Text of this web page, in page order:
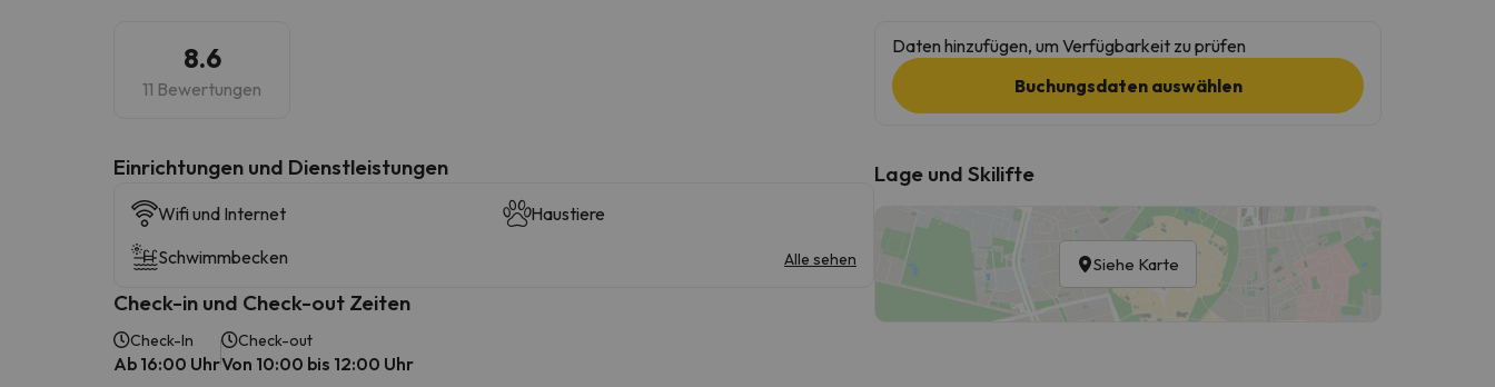
8.6
11 Bewertungen
​Einrichtungen und Dienstleistungen
Wifi und Internet
Haustiere
Schwimmbecken
Alle sehen
Check-in und Check-out Zeiten
Check-In
Ab 16:00 Uhr
Check-out
Von 10:00 bis 12:00 Uhr
Daten hinzufügen, um Verfügbarkeit zu prüfen
Buchungsdaten auswählen
Lage und Skilifte
Siehe Karte